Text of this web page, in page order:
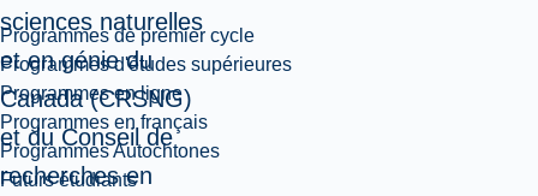
Programmes de premier cycle
Programmes d'études supérieures
Programmes en ligne
Programmes en français
Programmes Autochtones
Futurs étudiants
sciences naturelles
et en génie du
Canada (CRSNG)
et du Conseil de
recherches en